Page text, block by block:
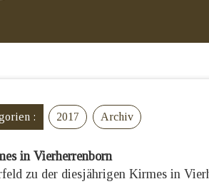
: 2017 Archiv
in Vierherrenborn
zu der diesjährigen Kirmes in